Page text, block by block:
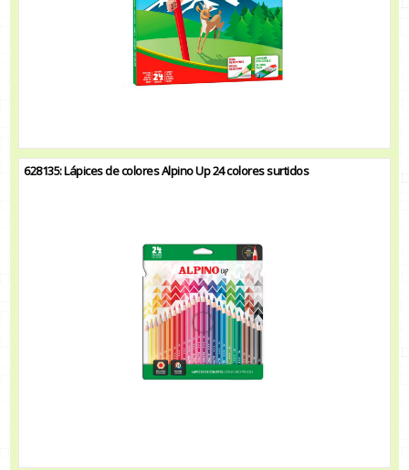
628135: Lápices de colores Alpino Up 24 colores surtidos